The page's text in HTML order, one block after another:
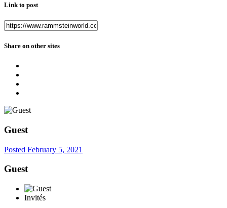
Link to post
Share on other sites
Guest
Posted February 5, 2021
Guest
Invités